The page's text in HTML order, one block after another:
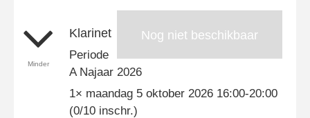
Nog niet beschikbaar
Minder
Klarinet
Periode
A Najaar 2026
1× maandag 5 oktober 2026 16:00-20:00
(0/10 inschr.)